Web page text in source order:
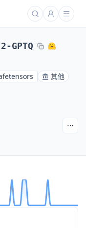
GPTQ
其他